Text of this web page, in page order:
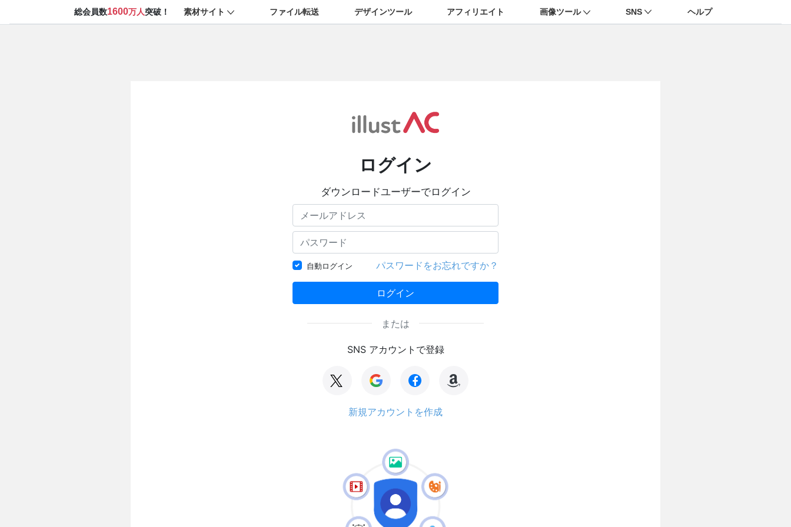
総会員数1600万人突破！ 素材サイト ファイル転送 デザインツール アフィリエイト 画像ツール SNS ヘルプ
ログイン
ダウンロードユーザーでログイン
自動ログイン パスワードをお忘れですか？
ログイン
または
SNS アカウントで登録
新規アカウントを作成